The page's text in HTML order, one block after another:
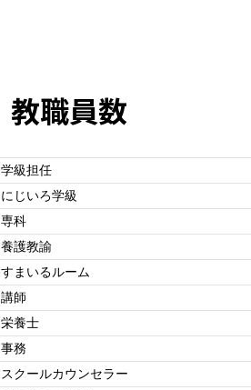
教職員数
学級担任
にじいろ学級
専科
養護教諭
すまいるルーム
講師
栄養士
事務
スクールカウンセラー